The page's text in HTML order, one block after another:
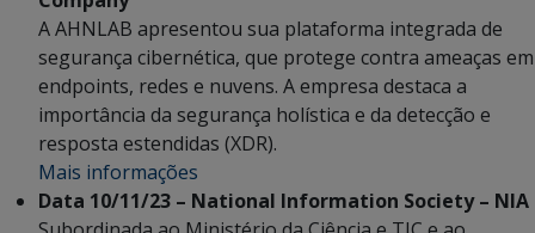
A AHNLAB apresentou sua plataforma integrada de
segurança cibernética, que protege contra ameaças em
endpoints, redes e nuvens. A empresa destaca a
importância da segurança holística e da detecção e
resposta estendidas (XDR).
Mais informações
Data 10/11/23 – National Information Society – NIA